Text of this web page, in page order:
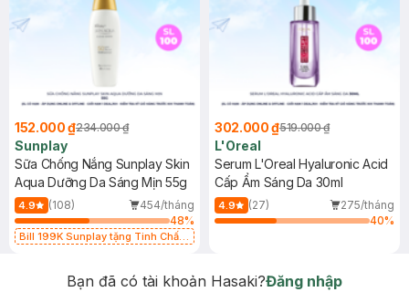
152.000 ₫234.000 ₫
Sunplay
Sữa Chống Nắng Sunplay Skin
Aqua Dưỡng Da Sáng Mịn 55g
4.9 (108)
454/tháng
48%
Bill 199K Sunplay tặng Tinh Chất
302.000 ₫519.000 ₫
L'Oreal
Serum L'Oreal Hyaluronic Acid
Cấp Ẩm Sáng Da 30ml
4.9 (27)
275/tháng
40%
Bạn đã có tài khoản Hasaki?Đăng nhập